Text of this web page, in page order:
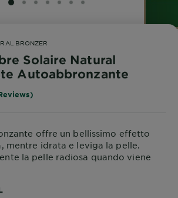
SLIDE 1
SLIDE 2
SLIDE 3
SLIDE 4
SLIDE 5
SLIDE 6
SLIDE 7
BRONZER
Solaire Natural
Autoabbronzante
offre un bellissimo effetto
mentre idrata e leviga la pelle.
la pelle radiosa quando viene
Arricchito con Vitamina E
e naturale alla pelle, che dura